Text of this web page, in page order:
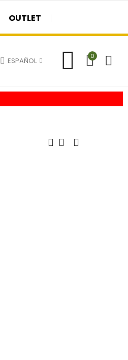
OUTLET
ESPAÑOL 0